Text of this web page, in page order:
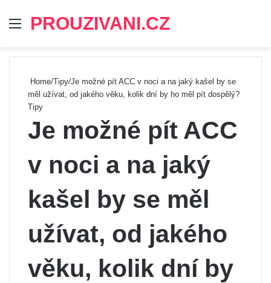
Menu
PROUZIVANI.CZ
Home/Tipy/Je možné pít ACC v noci a na jaký kašel by se
měl užívat, od jakého věku, kolik dní by ho měl pít dospělý?
Tipy
Je možné pít ACC
v noci a na jaký
kašel by se měl
užívat, od jakého
věku, kolik dní by